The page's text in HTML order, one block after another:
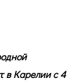
в Карелии с 4